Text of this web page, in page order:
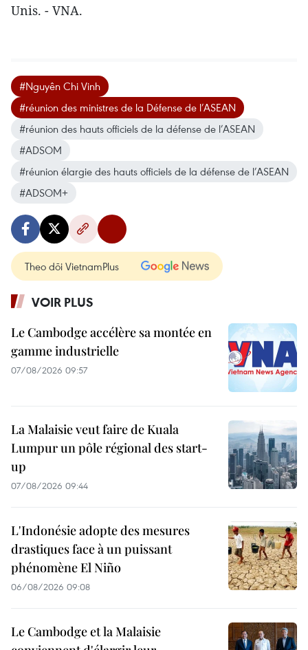
Unis. - VNA.
#Nguyên Chi Vinh
#réunion des ministres de la Défense de l’ASEAN
#réunion des hauts officiels de la défense de l’ASEAN
#ADSOM
#réunion élargie des hauts officiels de la défense de l’ASEAN
#ADSOM+
Theo dõi VietnamPlus
VOIR PLUS
Le Cambodge accélère sa montée en
gamme industrielle
07/08/2026 09:57
La Malaisie veut faire de Kuala
Lumpur un pôle régional des start-
up
07/08/2026 09:44
L'Indonésie adopte des mesures
drastiques face à un puissant
phénomène El Niño
06/08/2026 09:08
Le Cambodge et la Malaisie